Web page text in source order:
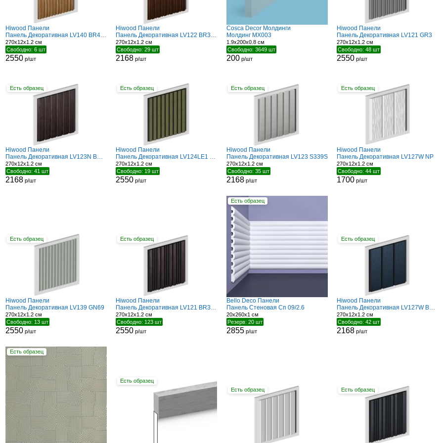
Hiwood Панели
Панель Декоративная LV140 BR495
270x12x1.2 см
Свободно: 6 шт
2550р/шт
Hiwood Панели
Панель Декоративная LV122 BR396
270x12x1.2 см
Свободно: 29 шт
2168 р/шт
Cosca Decor Молдинги
Молдинг MX003
1.9x200x0.8 см
Свободно: 3649 шт
200р/шт
Hiwood Панели
Панель Декоративная LV121 GR3
270x12x1.2 см
Свободно: 48 шт
2550 р/шт
Есть образец
Hiwood Панели
Панель Декоративная LV123N BR395
270x12x1.2 см
Свободно: 41 шт
2168р/шт
Есть образец
Hiwood Панели
Панель Декоративная LV124LE1 GN83K
270x12x1.2 см
Свободно: 19 шт
2550 р/шт
Есть образец
Hiwood Панели
Панель Декоративная LV123 S339S
270x12x1.2 см
Свободно: 35 шт
2168р/шт
Есть образец
Hiwood Панели
Панель Декоративная LV127W NP
270x12x1.2 см
Свободно: 44 шт
1700 р/шт
Есть образец
Hiwood Панели
Панель Декоративная LV139 GN69
270x12x1.2 см
Свободно: 13 шт
2550р/шт
Есть образец
Hiwood Панели
Панель Декоративная LV121 BR395K
270x12x1.2 см
Свободно: 123 шт
2550 р/шт
Есть образец
Bello Deco Панели
Панель Стеновая Сп 09/2.6
20x260x1 см
Резерв: 20 шт
2855р/шт
Есть образец
Hiwood Панели
Панель Декоративная LV127W BU22K
270x12x1.2 см
Свободно: 42 шт
2168 р/шт
Есть образец
Есть образец
Есть образец
Есть образец